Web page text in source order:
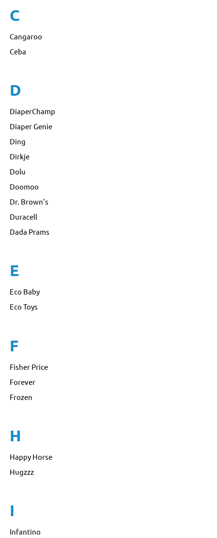
C
Cangaroo
Ceba
D
DiaperChamp
Diaper Genie
Ding
Dirkje
Dolu
Doomoo
Dr. Brown's
Duracell
Dada Prams
E
Eco Baby
Eco Toys
F
Fisher Price
Forever
Frozen
H
Happy Horse
Hugzzz
I
Infantino